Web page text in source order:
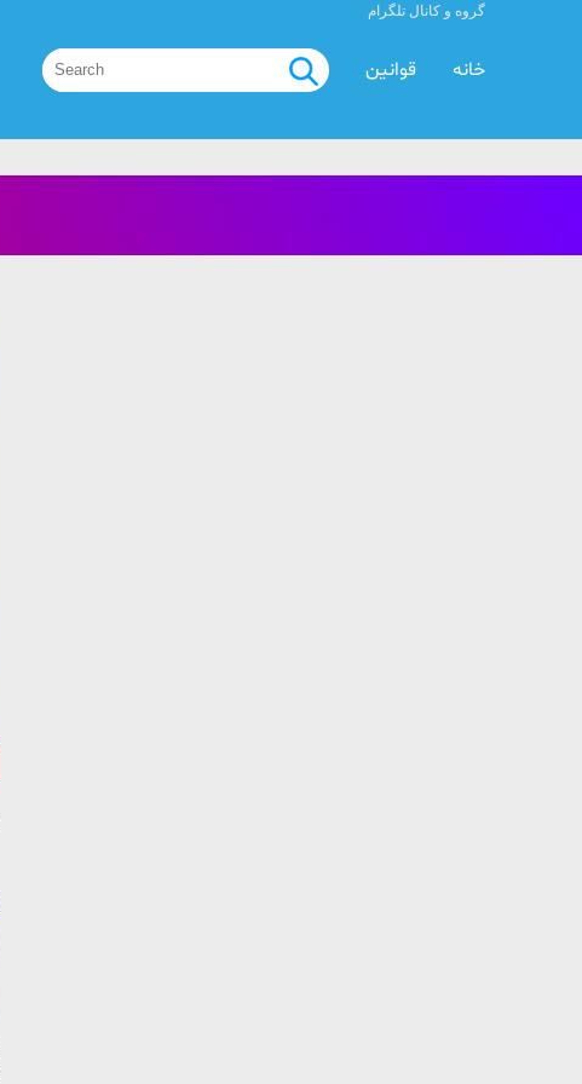
گروه و کانال تلگرام
قوانین خانه